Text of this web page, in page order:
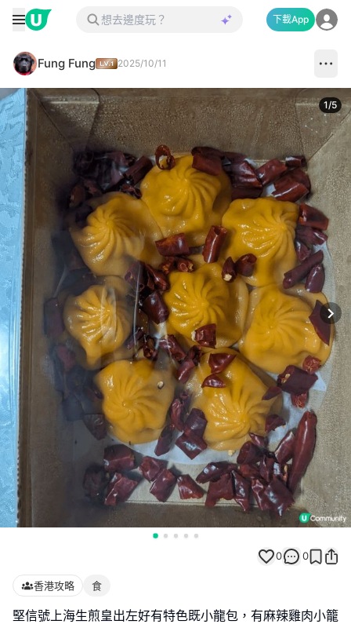
下載App
Fung Fung 2025/10/11
1/5
0 0
香港攻略 食
堅信號上海生煎皇出左好有特色既小龍包，有麻辣雞肉小籠